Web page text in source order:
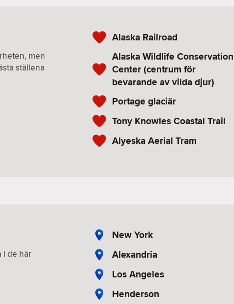
men
ställena
Alaska Railroad
Alaska Wildlife Conservation
Center (centrum för
bevarande av vilda djur)
Portage glaciär
Tony Knowles Coastal Trail
Alyeska Aerial Tram
i de här
New York
Alexandria
Los Angeles
Henderson